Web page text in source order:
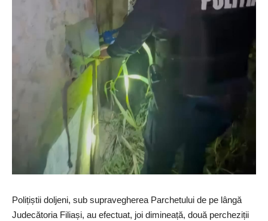
Polițiștii doljeni, sub supravegherea Parchetului de pe lângă
Judecătoria Filiași, au efectuat, joi dimineață, două percheziții